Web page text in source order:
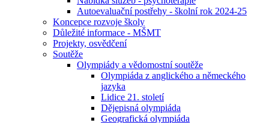
Autoevaluační postřehy - školní rok 2024-25
Koncepce rozvoje školy
Důležité informace - MŠMT
Projekty, osvědčení
Soutěže
Olympiády a vědomostní soutěže
Olympiáda z anglického a německého
jazyka
Lidice 21. století
Dějepisná olympiáda
Geografická olympiáda